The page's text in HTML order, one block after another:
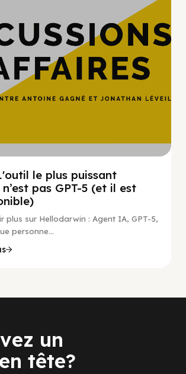
le plus puissant
n’est pas GPT-5 (et il est
plus sur Hellodarwin : Agent IA, GPT-5,
personne...
un
tête?